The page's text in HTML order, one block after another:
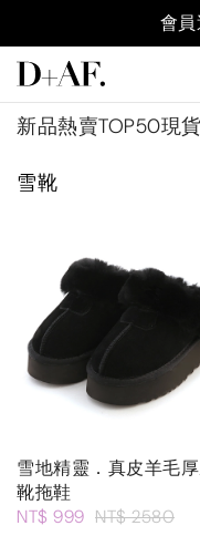
會員
新品熱賣TOP50現
雪靴
雪地精靈．真皮羊毛
靴拖鞋
NT$ 999 NT$ 2580